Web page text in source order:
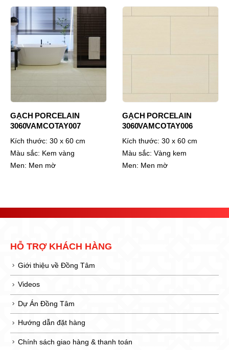
GẠCH PORCELAIN
3060VAMCOTAY007
Kích thước: 30 x 60 cm
Màu sắc: Kem vàng
Men: Men mờ
GẠCH PORCELAIN
3060VAMCOTAY006
Kích thước: 30 x 60 cm
Màu sắc: Vàng kem
Men: Men mờ
HỖ TRỢ KHÁCH HÀNG
Giới thiệu về Đồng Tâm
Videos
Dự Án Đồng Tâm
Hướng dẫn đặt hàng
Chính sách giao hàng & thanh toán